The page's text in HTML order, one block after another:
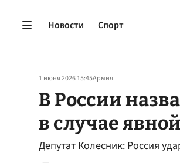
Новости Спорт
1 июня 2026 15:45Армия
В России
в случае
Депутат Колесник: Россия